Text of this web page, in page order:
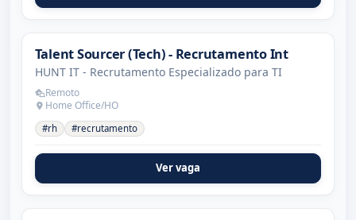
Talent Sourcer (Tech) - Recrutamento Int
HUNT IT - Recrutamento Especializado para TI
Remoto
Home Office/HO
#rh #recrutamento
Ver vaga